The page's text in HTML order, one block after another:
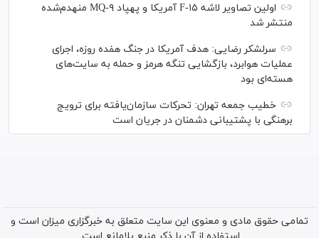
اولین تصاویر لاشه F-۱۵ آمریکا و پهپاد MQ-۹ منهدم‌شده
منتشر شد
سرلشکر رضایی: هدف آمریکا در جنگ هفده روزه، اجرای
عملیات هوابرد، بازگشایی تنگه هرمز و حمله به سایت‌های
هسته‌ای بود
خطیب جمعه تهران: تحرکات سازمان‌یافته برای ترویج
برهنگی با پشتیبانی دشمنان در جریان است
تمامی حقوق مادی و معنوی این سایت متعلق به خبرگزاری میزان است و